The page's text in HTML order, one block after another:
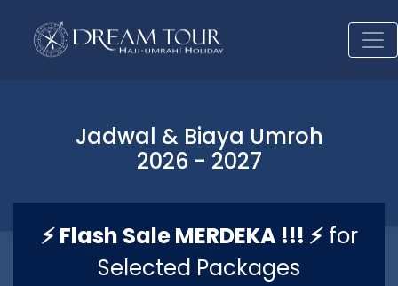
Jadwal & Biaya Umroh
2026 - 2027
⚡ Flash Sale MERDEKA !!! ⚡for
Selected Packages